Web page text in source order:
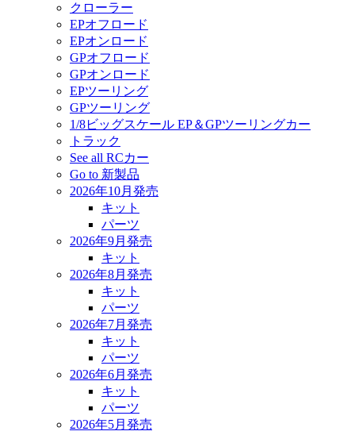
クローラー
EPオフロード
EPオンロード
GPオフロード
GPオンロード
EPツーリング
GPツーリング
1/8ビッグスケール EP＆GPツーリングカー
トラック
See all RCカー
Go to 新製品
2026年10月発売
キット
パーツ
2026年9月発売
キット
2026年8月発売
キット
パーツ
2026年7月発売
キット
パーツ
2026年6月発売
キット
パーツ
2026年5月発売